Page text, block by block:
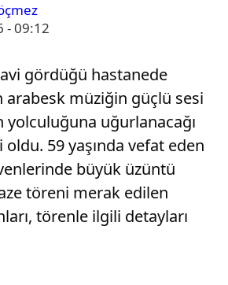
- 09:12
gördüğü hastanede
arabesk müziğin güçlü sesi
yolculuğuna uğurlanacağı
59 yaşında vefat eden
büyük üzüntü
töreni merak edilen
törenle ilgili detayları